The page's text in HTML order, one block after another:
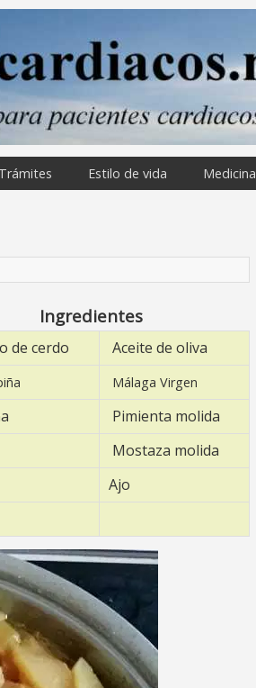
Trámites Estilo de vida Medicina
Ingredientes
de cerdo Aceite de oliva
Málaga Virgen
Pimienta molida
Mostaza molida
Ajo